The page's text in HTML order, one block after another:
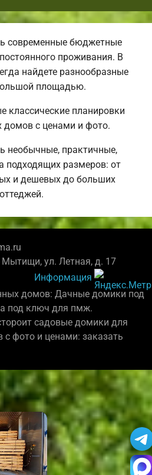
современные бюджетные
проживания. В
найдете разнообразные
площадью.
классические планировки
домов с ценами и фото.
практичные,
подходящих размеров: от
и дешевых до больших
Мытищи, ул. Летная, д. 17
Информация
домов: Дачные домики под
под ключ для пмж.
садовые домики для
с фото и ценами: заказать